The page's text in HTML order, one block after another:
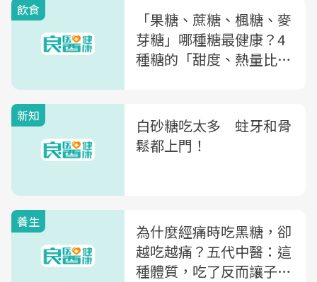
飲食
「果糖、蔗糖、楓糖、麥
芽糖」哪種糖最健康？4
種糖的「甜度、熱量比
新知
白砂糖吃太多 蛀牙和骨
鬆都上門！
養生
為什麼經痛時吃黑糖，卻
越吃越痛？五代中醫：這
種體質，吃了反而讓子宮